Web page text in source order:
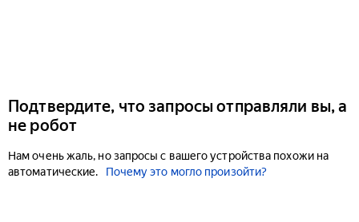
Подтвердите, что запросы отправляли вы, а
не робот
Нам очень жаль, но запросы с вашего устройства похожи на
автоматические.
Почему это могло произойти?